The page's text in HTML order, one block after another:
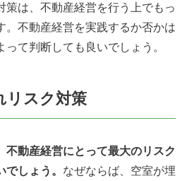
策は、不動産経営を行う上でもっ
。不動産経営を実践するか否かは
て判断しても良いでしょう。
リスク対策
不動産経営にとって最大のリスク
しょう。 なぜならば、空室が埋